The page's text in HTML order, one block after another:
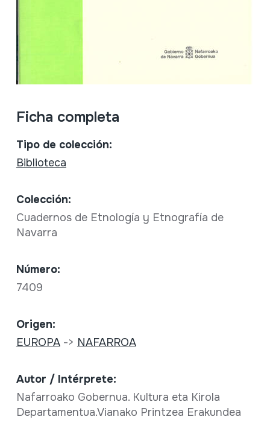
Ficha completa
Tipo de colección:
Biblioteca
Colección:
Cuadernos de Etnología y Etnografía de
Navarra
Número:
7409
Origen:
EUROPA-> NAFARROA
Autor / Intérprete:
Nafarroako Gobernua. Kultura eta Kirola
Departamentua.Vianako Printzea Erakundea